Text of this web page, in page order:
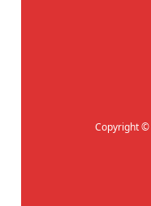
Copyright©